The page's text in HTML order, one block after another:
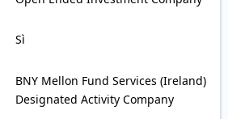
Sì
BNY Mellon Fund Services (Ireland)
Designated Activity Company